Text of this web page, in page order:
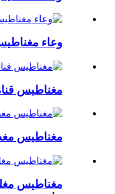
وعاء
مغناطيس
مغناطيس
مغناطيس